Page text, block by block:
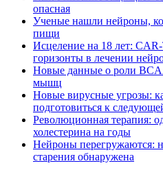
опасная
Ученые нашли нейроны,
пищи
Исцеление на 18 лет:
горизонты в лечении
Новые данные о роли
мышц
Новые вирусные угрозы:
подготовиться к
Революционная терапия:
холестерина на годы
Нейроны перегружаются:
старения обнаружена